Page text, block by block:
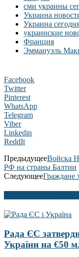
сми украины
Украина
Украина
украинские
Франция
Эммануэль
Facebook
Twitter
Pinterest
WhatsApp
Telegram
Viber
Linkedin
ReddIt
ПредыдущееВойска
РФ на страны Балтии
СледующееГраждане
Рада ЄС
України на €50